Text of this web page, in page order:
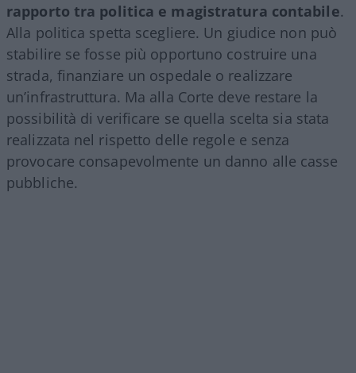
rapporto tra politica e magistratura contabile.
Alla politica spetta scegliere. Un giudice non può
stabilire se fosse più opportuno costruire una
strada, finanziare un ospedale o realizzare
un’infrastruttura. Ma alla Corte deve restare la
possibilità di verificare se quella scelta sia stata
realizzata nel rispetto delle regole e senza
provocare consapevolmente un danno alle casse
pubbliche.